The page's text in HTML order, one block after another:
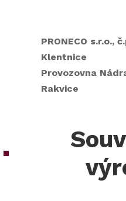
PRONECO s.r.o.,
Klentnice
Provozovna
Rakvice